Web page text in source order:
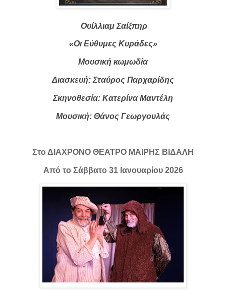
Ουίλλιαμ Σαίξπηρ
«Οι Εύθυμες Κυράδες»
Μουσική κωμωδία
Διασκευή: Σταύρος Παρχαρίδης
Σκηνοθεσία: Κατερίνα Μαντέλη
Μουσική: Θάνος Γεωργουλάς
Στο ΔΙΑΧΡΟΝΟ ΘΕΑΤΡΟ ΜΑΙΡΗΣ ΒΙΔΑΛΗ
Από το Σάββατο 31 Ιανουαρίου 2026